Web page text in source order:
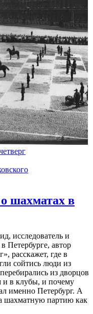
шахматах в
исследователь и
Петербурге, автор
расскажет, где в
сойтись люди из
из дворцов
и в клубы, и почему
именно Петербург. А
шахматную партию как